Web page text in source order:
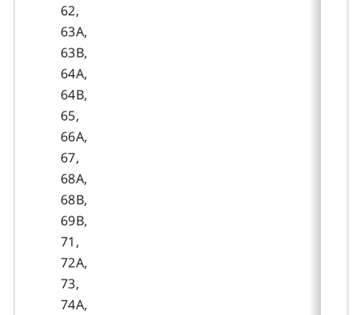
62,
63A,
63B,
64A,
64B,
65,
66A,
67,
68A,
68B,
69B,
71,
72A,
73,
74A,